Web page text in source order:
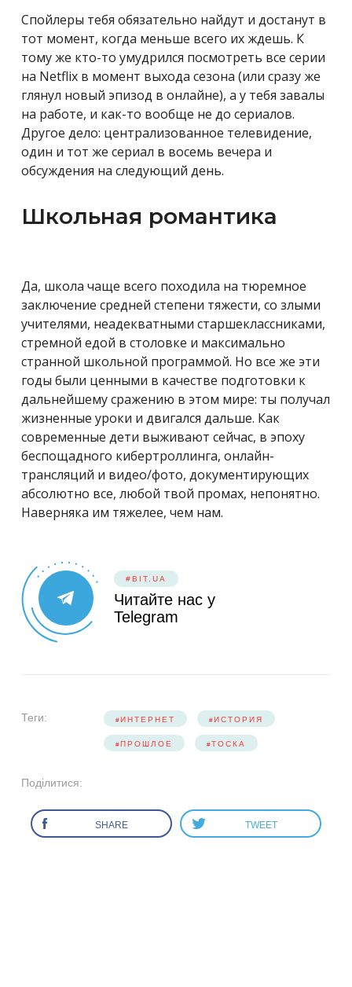
Спойлеры тебя обязательно найдут и достанут в
тот момент, когда меньше всего их ждешь. К
тому же кто-то умудрился посмотреть все серии
на Netflix в момент выхода сезона (или сразу же
глянул новый эпизод в онлайне), а у тебя завалы
на работе, и как-то вообще не до сериалов.
Другое дело: централизованное телевидение,
один и тот же сериал в восемь вечера и
обсуждения на следующий день.
Школьная романтика
Да, школа чаще всего походила на тюремное
заключение средней степени тяжести, со злыми
учителями, неадекватными старшеклассниками,
стремной едой в столовке и максимально
странной школьной программой. Но все же эти
годы были ценными в качестве подготовки к
дальнейшему сражению в этом мире: ты получал
жизненные уроки и двигался дальше. Как
современные дети выживают сейчас, в эпоху
беспощадного кибертроллинга, онлайн-
трансляций и видео/фото, документирующих
абсолютно все, любой твой промах, непонятно.
Наверняка им тяжелее, чем нам.
#BIT.UA
Читайте нас у
Telegram
Теги: ИНТЕРНЕТ ИСТОРИЯ
ПРОШЛОЕ ТОСКА
Поділитися:
SHARE TWEET